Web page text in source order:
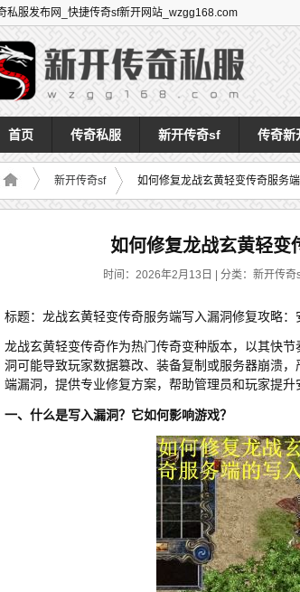
私服发布网_快捷传奇sf新开网站_wzgg168.com
首页 传奇私服 新开传奇sf 传奇新
新开传奇sf 如何修复龙战玄黄轻变传奇服务端
如何修复龙战玄黄轻变
时间：2026年2月13日 | 分类：新开传奇
标题：龙战玄黄轻变传奇服务端写入漏洞修复攻略
龙战玄黄轻变传奇作为热门传奇变种版本，以其快
洞可能导致玩家数据篡改、装备复制或服务器崩溃
端漏洞，提供专业修复方案，帮助管理员和玩家提升
一、什么是写入漏洞？它如何影响游戏？